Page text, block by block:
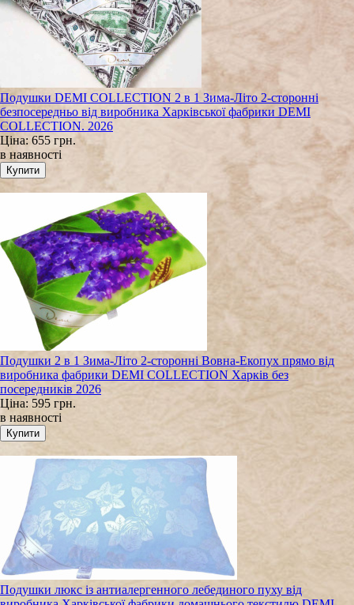
Подушки DEMI COLLECTION 2 в 1 Зима-Літо 2-сторонні
безпосередньо від виробника Харківської фабрики DEMI
COLLECTION. 2026
Ціна: 655 грн.
в наявності
Подушки 2 в 1 Зима-Літо 2-сторонні Вовна-Екопух прямо від
виробника фабрики DEMI COLLECTION Харків без
посередників 2026
Ціна: 595 грн.
в наявності
Подушки люкс із антиалергенного лебединого пуху від